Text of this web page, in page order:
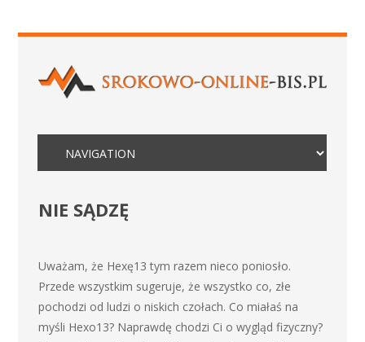
NIE SĄDZĘ
Uważam, że Hexę13 tym razem nieco poniosło.
Przede wszystkim sugeruje, że wszystko co, złe
pochodzi od ludzi o niskich czołach. Co miałaś na
myśli Hexo13? Naprawdę chodzi Ci o wygląd fizyczny?